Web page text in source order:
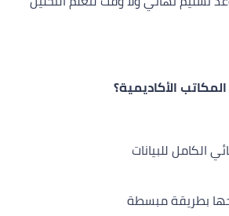
الأكاديمية؟
الكامل للبيانات
بطريقة مبسطة